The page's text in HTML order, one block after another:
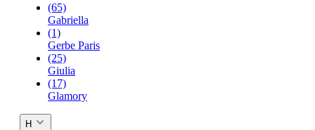
(65)
Gabriella
(1)
Gerbe Paris
(25)
Giulia
(17)
Glamory
H